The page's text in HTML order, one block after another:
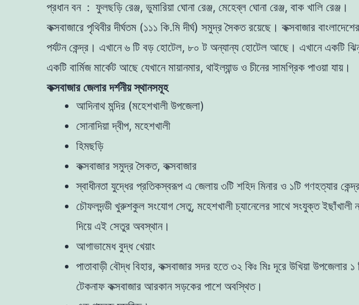
প্রধান বন : ফুলছড়ি রেঞ্জ, ভুমারিয়া ঘোনা রেঞ্জ, মেহেব্ল ঘোনা রেঞ্জ, বাক খালি রেঞ্জ।
কক্সবাজারে পৃথিবীর দীর্ঘতম (১১১ কি.মি দীর্ঘ) সমুদ্র সৈকত রয়েছে। কক্সবাজার
পর্যটন কেন্দ্র। এখানে ৬ টি বড় হোটেল, ৮০ ট অন্যান্য হোটেল আছে। এখানে একটি
একটি বার্মিজ মার্কেট আছে যেখানে মায়ানমার, থাইল্যান্ড ও চীনের সামগ্রিক পাওয়া যায়।
কক্সবাজার জেলার দর্শনীয় স্থানসমূহ
আদিনাথ মন্দির (মহেশখালী উপজেলা)
সোনাদিয়া দ্বীপ, মহেশখালী
হিমছড়ি
কক্সবাজার সমুদ্র সৈকত, কক্সবাজার
স্বাধীনতা যুদ্ধের প্রতিকস্বরূপ এ জেলায় ৩টি শহিদ মিনার ও ১টি গণহত্যার
চৌফলদন্ডী খুরুশকুল সংযোগ সেতু, মহেশখালী চ্যানেলের সাথে সংযুক্ত ইছাঁখালী
দিয়ে এই সেতুর অবস্থান।
আগাভামেধ বুদ্ধ খেয়াং
পাতাবাড়ী বৌদ্ধ বিহার, কক্সবাজার সদর হতে ৩২ কিঃ মিঃ দূরে উখিয়া উপজেলার ১
টেকনাফ কক্সবাজার আরকান সড়কের পাশে অবস্থিত।